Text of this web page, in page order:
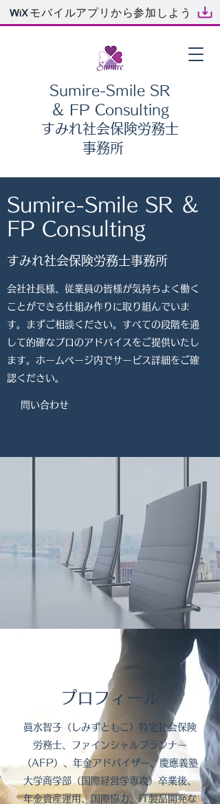
モバイルアプリから参加しよう
Sumire-Smile SR
＆ FP Consulting
​すみれ社会保険労務士
事務所
Sumire-Smile SR ＆
FP Consulting
​すみれ社会保険労務士事務所
会社社長様、従業員の皆様が気持ちよく働く
ことができる仕組み作りに取り組んでいま
す。まずご相談ください。すべての段階を通
して的確なプロのアドバイスをご提供いたし
ます。ホームページ内でサービス詳細をご確
認ください。
問い合わせ
プロフィール
眞水智子（しみずともこ）特定社会保険
労務士、ファインシャルプランナー
（AFP）、年金アドバイザー、慶應義塾
大学商学部（国際経営学専攻）卒業後、
年金資産運用、国際協力、IT製品開発な